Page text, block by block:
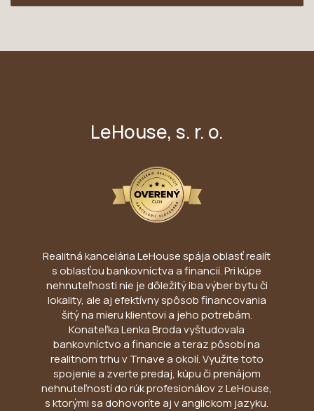
LeHouse, s. r. o.
Realitná kancelária LeHouse spája oblasť realít
s oblasťou bankovníctva a financií. Pri kúpe
nehnuteľnosti nie je dôležitý iba výber bytu či
lokality, ale aj efektívny spôsob financovania
šitý na mieru klientovi a jeho potrebám.
Konateľka Lenka Broda vyštudovala
bankovníctvo a financie a teraz pôsobí na
realitnom trhu v Trnave a okolí. Využite toto
spojenie a zverte predaj, kúpu či prenájom
nehnuteľností do rúk profesionálov z LeHouse,
s ktorými sa dohovoríte aj v anglickom jazyku.